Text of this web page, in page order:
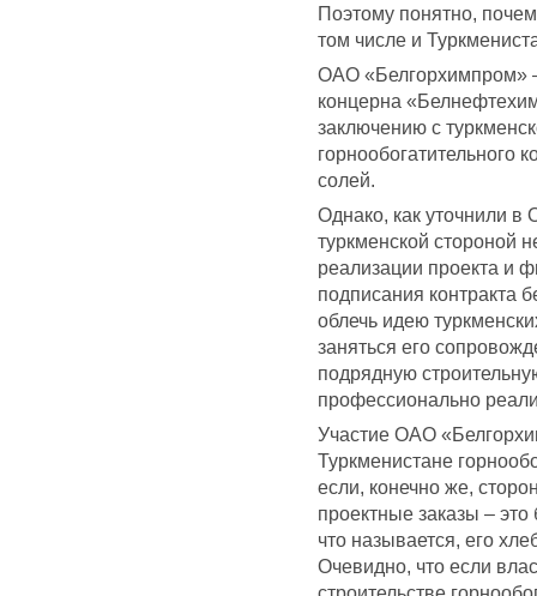
Поэтому понятно,
том числе и
ОАО «Белгорхимпром»
концерна
заключению с
горнообогатительного
солей.
Однако, как уточнили в
туркменской стороной
реализации проекта и
подписания контракта
облечь идею
заняться его
подрядную
профессионально
Участие ОАО
Туркменистане
если, конечно же,
проектные заказы –
что называется, его
Очевидно, что если